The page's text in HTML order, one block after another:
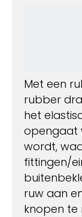
Met een
rubber
het
opengaat
wordt,
fittingen/
ruw aan
knopen te